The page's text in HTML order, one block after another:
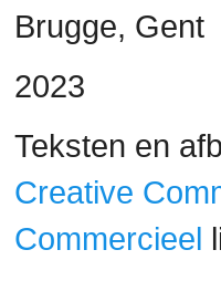
Brugge, Gent
2023
Teksten en
Creative
Commercieel